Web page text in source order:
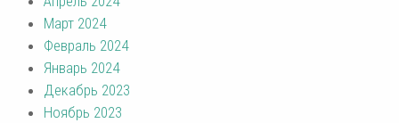
Март 2024
Февраль 2024
Январь 2024
Декабрь 2023
Ноябрь 2023